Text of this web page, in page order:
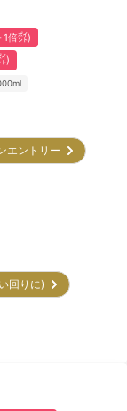
倍㌽)
)
エントリー
回りに)